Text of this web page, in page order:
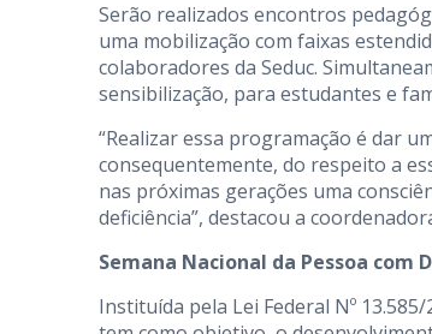
Serão realizados encontros
uma mobilização com faixas
colaboradores da Seduc.
sensibilização, para estudantes e
“Realizar essa programação é dar
consequentemente, do respeito a
nas próximas gerações uma
deficiência”, destacou a
Semana Nacional da Pessoa com
Instituída pela Lei Federal Nº